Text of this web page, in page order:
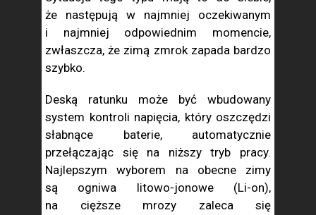
że następują w najmniej oczekiwanym
i najmniej odpowiednim momencie,
zwłaszcza, że zimą zmrok zapada bardzo
szybko.
Deską ratunku może być wbudowany
system kontroli napięcia, który oszczędzi
słabnące baterie, automatycznie
przełączając się na niższy tryb pracy.
Najlepszym wyborem na obecne zimy
są ogniwa litowo-jonowe (Li-on),
na cięższe mrozy zaleca się